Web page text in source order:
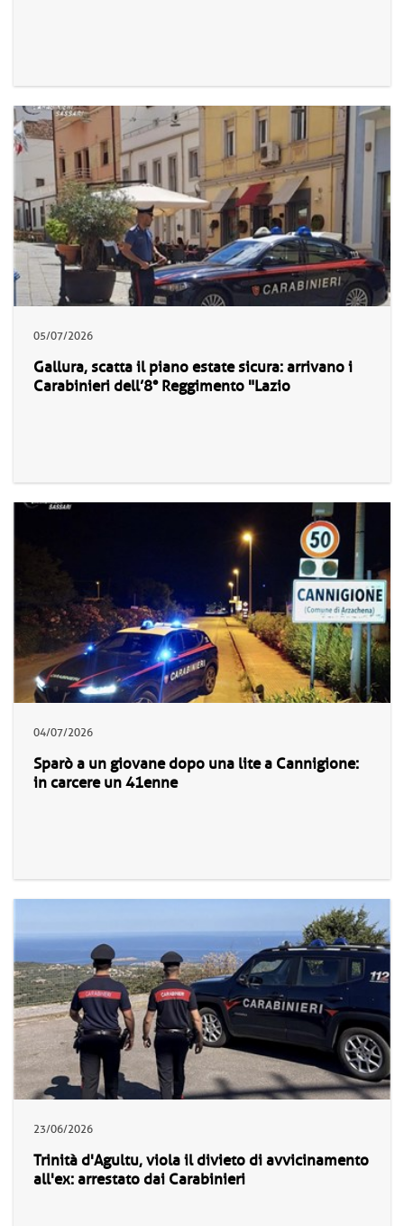
05/07/2026
Gallura, scatta il piano estate sicura: arrivano i
Carabinieri dell’8° Reggimento "Lazio
04/07/2026
Sparò a un giovane dopo una lite a Cannigione:
in carcere un 41enne
23/06/2026
Trinità d'Agultu, viola il divieto di avvicinamento
all'ex: arrestato dai Carabinieri